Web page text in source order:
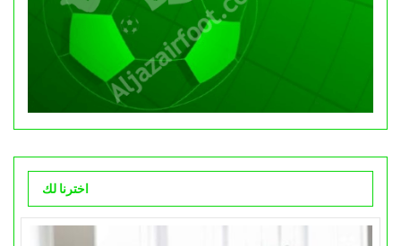
اخترنا لك